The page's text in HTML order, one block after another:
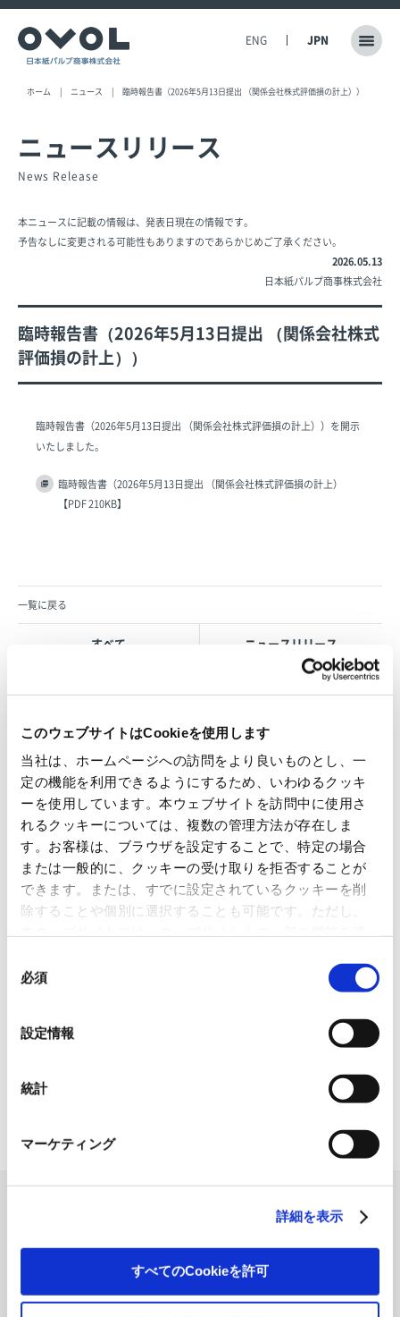
このウェブサイトはCookieを使用します
当社は、ホームページへの訪問をより良いものとし、一
定の機能を利用できるようにするため、いわゆるクッキ
ーを使用しています。本ウェブサイトを訪問中に使用さ
れるクッキーについては、複数の管理方法が存在しま
す。お客様は、ブラウザを設定することで、特定の場合
または一般的に、クッキーの受け取りを拒否することが
できます。または、すでに設定されているクッキーを削
除することや個別に選択することも可能です。ただし、
いるので、ご注意ください。これらのクッキーが受け入
れられない場合、本ウェブサイトの機能が制限される場
必須
設定情報
統計
マーケティング
詳細を表示
すべてのCookieを許可
ENG JPN
ホーム ニュース 臨時報告書（2026年5月13日提出 （関係会社株式評価損の計上））
ニュースリリース
News Release
本ニュースに記載の情報は、発表日現在の情報です。
予告なしに変更される可能性もありますのであらかじめご了承ください。
2026.05.13
日本紙パルプ商事株式会社
臨時報告書（2026年5月13日提出 （関係会社株式
評価損の計上））
臨時報告書（2026年5月13日提出 （関係会社株式評価損の計上））を開示
いたしました。
臨時報告書（2026年5月13日提出 （関係会社株式評価損の計上）
【PDF 210KB】
一覧に戻る
すべて ニュースリリース
OVOL LOOP
グループ紹介映像【日本語版】
2026.07.17
1845年の創業以来の歩み、グループが展開する5つの事業領域...
使用済み化粧品容器をネームプ